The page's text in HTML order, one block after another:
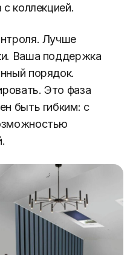
с коллекцией.
Лучше
Ваша поддержка
порядок.
Это фаза
быть гибким: с